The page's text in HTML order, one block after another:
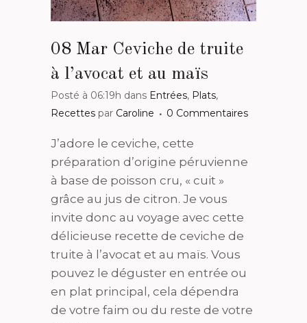
08 Mar Ceviche de truite
à l’avocat et au maïs
Posté à 06:19h dans Entrées, Plats,
Recettes par Caroline 0 Commentaires
J’adore le ceviche, cette
préparation d’origine péruvienne
à base de poisson cru, « cuit »
grâce au jus de citron. Je vous
invite donc au voyage avec cette
délicieuse recette de ceviche de
truite à l’avocat et au maïs. Vous
pouvez le déguster en entrée ou
en plat principal, cela dépendra
de votre faim ou du reste de votre